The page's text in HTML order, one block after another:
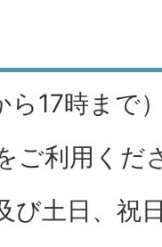
ら17時まで
ご利用くだ
び土日、祝